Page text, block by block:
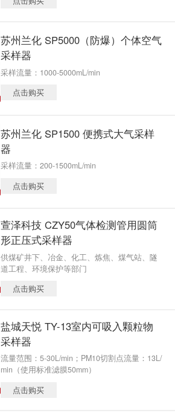
ioStage冲击吸收器、孢子捕捉收集器、石棉收
苏州兰化 SP5000（防爆）个体空气
采样器
采样流量：1000-5000mL/min
点击购买
苏州兰化 SP1500 便携式大气采样
器
采样流量：200-1500mL/min
点击购买
萱泽科技 CZY50气体检测管用圆筒
形正压式采样器
供煤矿井下、冶金、化工、炼焦、煤气站、隧
道工程、环境保护等部门
点击购买
盐城天悦 TY-13室内可吸入颗粒物
采样器
流量范围：5-30L/min；PM10切割点流量：13L/
min（使用标准滤膜50mm）
点击购买